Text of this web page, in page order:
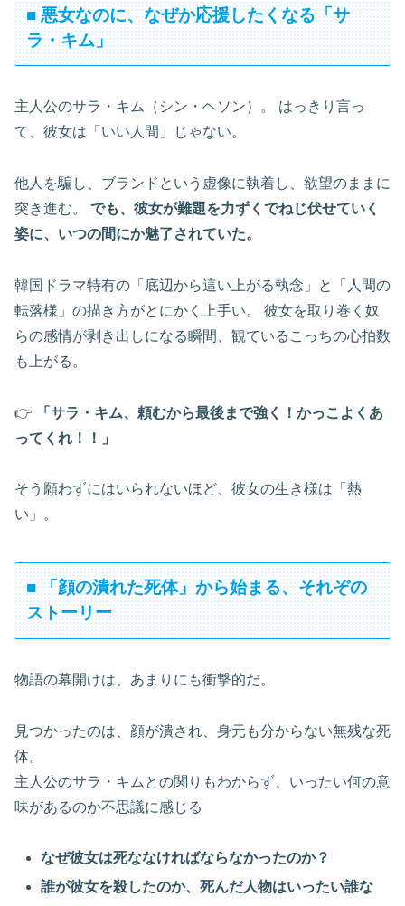
■ 悪女なのに、なぜか応援したくなる「サ
ラ・キム」
主人公のサラ・キム（シン・ヘソン）。 はっきり言っ
て、彼女は「いい人間」じゃない。
他人を騙し、ブランドという虚像に執着し、欲望のままに
突き進む。 でも、彼女が難題を力ずくでねじ伏せていく
姿に、いつの間にか魅了されていた。
韓国ドラマ特有の「底辺から這い上がる執念」と「人間の
転落様」の描き方がとにかく上手い。 彼女を取り巻く奴
らの感情が剥き出しになる瞬間、観ているこっちの心拍数
も上がる。
👉
「サラ・キム、頼むから最後まで強く！かっこよくあ
ってくれ！！」
そう願わずにはいられないほど、彼女の生き様は「熱
い」。
■ 「顔の潰れた死体」から始まる、それぞの
ストーリー
物語の幕開けは、あまりにも衝撃的だ。
見つかったのは、顔が潰され、身元も分からない無残な死
体。
主人公のサラ・キムとの関りもわからず、いったい何の意
味があるのか不思議に感じる
なぜ彼女は死ななければならなかったのか？
誰が彼女を殺したのか、死んだ人物はいったい誰な